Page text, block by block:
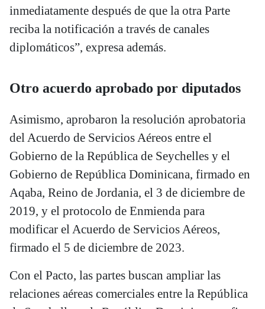
inmediatamente después de que la otra Parte
reciba la notificación a través de canales
diplomáticos”, expresa además.
Otro acuerdo aprobado por diputados
Asimismo, aprobaron la resolución aprobatoria
del Acuerdo de Servicios Aéreos entre el
Gobierno de la República de Seychelles y el
Gobierno de República Dominicana, firmado en
Aqaba, Reino de Jordania, el 3 de diciembre de
2019, y el protocolo de Enmienda para
modificar el Acuerdo de Servicios Aéreos,
firmado el 5 de diciembre de 2023.
Con el Pacto, las partes buscan ampliar las
relaciones aéreas comerciales entre la República